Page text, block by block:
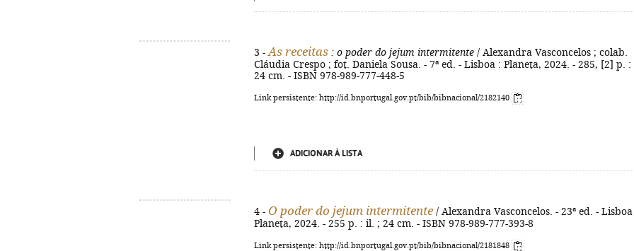
3 - As receitas : o poder do jejum intermitente / Alexandra Vasconcelos ; colab.
Cláudia Crespo ; fot. Daniela Sousa. - 7ª ed. - Lisboa : Planeta, 2024. - 285, [2] p.
24 cm. - ISBN 978-989-777-448-5
Link persistente: http://id.bnportugal.gov.pt/bib/bibnacional/2182140
ADICIONAR À LISTA
4 - O poder do jejum intermitente / Alexandra Vasconcelos. - 23ª ed. -
Planeta, 2024. - 255 p. : il. ; 24 cm. - ISBN 978-989-777-393-8
Link persistente: http://id.bnportugal.gov.pt/bib/bibnacional/2181848